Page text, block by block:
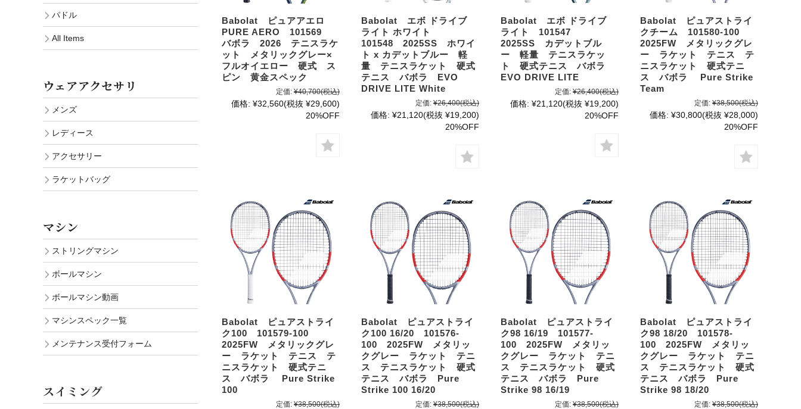
Babolat ピュアアエロ
PURE AERO 101569
バボラ 2026 テニスラケ
ット メタリックグレー×
フルオイエロー 硬式 ス
ピン 黄金スペック
定価: ¥40,700(税込)
価格: ¥32,560(税抜 ¥29,600)
20%OFF
Babolat エボ ドライブ
ライト ホワイト
101548 2025SS ホワイ
ト x カデットブルー 軽
量 テニスラケット 硬式
テニス バボラ EVO
DRIVE LITE White
定価: ¥26,400(税込)
価格: ¥21,120(税抜 ¥19,200)
20%OFF
Babolat エボ ドライブ
ライト 101547
2025SS カデットブル
ー 軽量 テニスラケッ
ト 硬式テニス バボラ
EVO DRIVE LITE
定価: ¥26,400(税込)
価格: ¥21,120(税抜 ¥19,200)
20%OFF
Babolat ピュアストライ
クチーム 101580-100
2025FW メタリックグレ
ー ラケット テニス テ
ニスラケット 硬式テニ
ス バボラ Pure Strike
Team
定価: ¥38,500(税込)
価格: ¥30,800(税抜 ¥28,000)
20%OFF
Babolat ピュアストライ
ク100 101579-100
2025FW メタリックグレ
ー ラケット テニス テ
ニスラケット 硬式テニ
ス バボラ Pure Strike
100
定価: ¥38,500(税込)
Babolat ピュアストライ
ク100 16/20 101576-
100 2025FW メタリッ
クグレー ラケット テニ
ス テニスラケット 硬式
テニス バボラ Pure
Strike 100 16/20
定価: ¥38,500(税込)
Babolat ピュアストライ
ク98 16/19 101577-
100 2025FW メタリッ
クグレー ラケット テニ
ス テニスラケット 硬式
テニス バボラ Pure
Strike 98 16/19
定価: ¥38,500(税込)
Babolat ピュアストライ
ク98 18/20 101578-
100 2025FW メタリッ
クグレー ラケット テニ
ス テニスラケット 硬式
テニス バボラ Pure
Strike 98 18/20
定価: ¥38,500(税込)
パドル
All Items
ウェアアクセサリ
メンズ
レディース
アクセサリー
ラケットバッグ
マシン
ストリングマシン
ボールマシン
ボールマシン動画
マシンスペック一覧
メンテナンス受付フォーム
スイミング